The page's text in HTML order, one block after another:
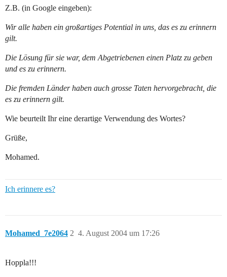
Z.B. (in Google eingeben):
Wir alle haben ein großartiges Potential in uns, das es zu erinnern
gilt.
Die Lösung für sie war, dem Abgetriebenen einen Platz zu geben
und es zu erinnern.
Die fremden Länder haben auch grosse Taten hervorgebracht, die
es zu erinnern gilt.
Wie beurteilt Ihr eine derartige Verwendung des Wortes?
Grüße,
Mohamed.
Ich erinnere es?
Mohamed_7e2064 4. August 2004 um 17:26
2
Hoppla!!!